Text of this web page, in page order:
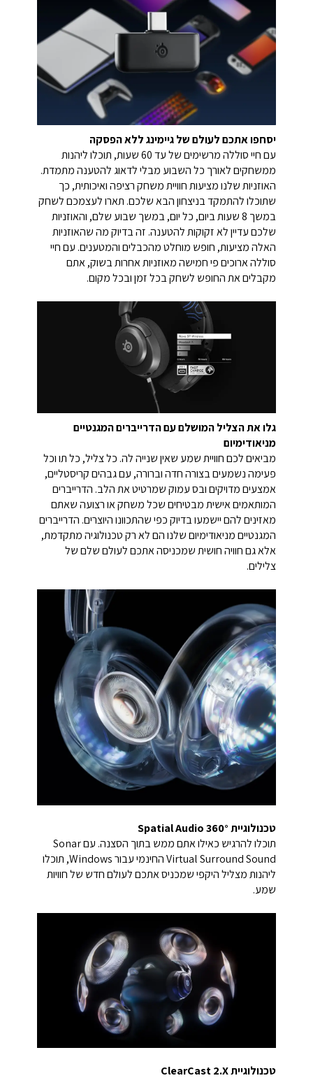
יסחפו אתכם לעולם של גיימינג ללא הפסקה
עם חיי סוללה מרשימים של עד 60 שעות, תוכלו ליהנות
ממשחקים לאורך כל השבוע מבלי לדאוג להטענה מתמדת.
האוזניות שלנו מציעות חוויית משחק רציפה ואיכותית, כך
שתוכלו להתמקד בניצחון הבא שלכם. תארו לעצמכם לשחק
במשך 8 שעות ביום, כל יום, במשך שבוע שלם, והאוזניות
שלכם עדיין לא זקוקות להטענה. זה בדיוק מה שהאוזניות
האלה מציעות, חופש מוחלט מהכבלים והמטענים. עם חיי
סוללה ארוכים פי חמישה מאוזניות אחרות בשוק, אתם
מקבלים את החופש לשחק בכל זמן ובכל מקום.
גלו את הצליל המושלם עם הדרייברים המגנטיים
מניאודימיום
מביאים לכם חוויית שמע שאין שנייה לה. כל צליל, כל תו וכל
פעימה נשמעים בצורה חדה וברורה, עם גבהים קריסטליים,
אמצעים מדויקים ובס עמוק שמרטיט את הלב. הדרייברים
המותאמים אישית מבטיחים שכל משחק או רצועה שאתם
מאזינים להם יישמעו בדיוק כפי שהתכוונו היוצרים. הדרייברים
המגנטיים מניאודימיום שלנו הם לא רק טכנולוגיה מתקדמת,
אלא גם חוויה חושית שמכניסה אתכם לעולם שלם של
צלילים.
טכנולוגיית 360° Spatial Audio
תוכלו להרגיש כאילו אתם ממש בתוך הסצנה. עם Sonar
Virtual Surround Sound החינמי עבור Windows, תוכלו
ליהנות מצליל היקפי שמכניס אתכם לעולם חדש של חוויות
שמע.
טכנולוגיית ClearCast 2.X